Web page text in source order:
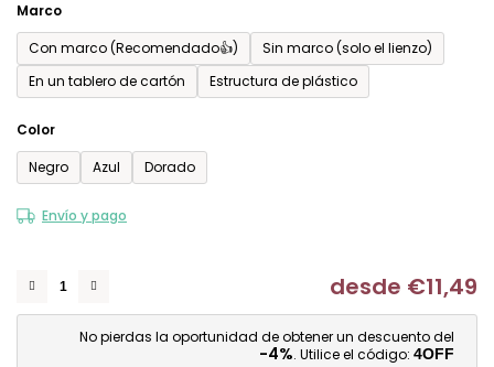
Marco
Con marco (Recomendado👍)
Sin marco (solo el lienzo)
En un tablero de cartón
Estructura de plástico
Color
Negro
Azul Dorado
Envío y pago
desde €11,49
No pierdas la oportunidad de obtener un descuento del
-4%. Utilice el código: 4OFF